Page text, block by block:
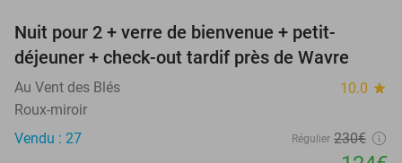
Nuit pour 2 + verre de bienvenue + petit-
déjeuner + check-out tardif près de Wavre
Au Vent des Blés 10.0 star
Roux-miroir
Vendu : 27
Régulier 230€